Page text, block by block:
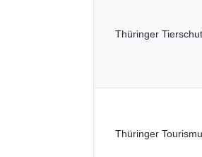
Thüringer
Thüringer